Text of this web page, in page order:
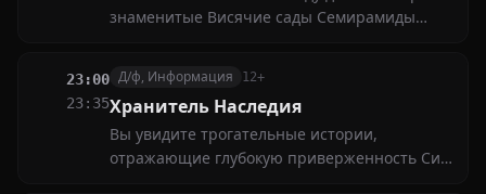
знаменитые Висячие сады Семирамиды
загадка неповторимых Висячих садов
Семирамиды?
23:00
23:35
Д/ф, Информация 12+
Хранитель Наследия
Вы увидите трогательные истории,
отражающие глубокую приверженность Си